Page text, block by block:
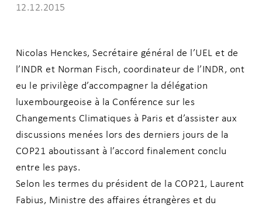
12.12.2015
Nicolas Henckes, Secrétaire général de l’UEL et de
l’INDR et Norman Fisch, coordinateur de l’INDR, ont
eu le privilège d’accompagner la délégation
luxembourgeoise à la Conférence sur les
Changements Climatiques à Paris et d’assister aux
discussions menées lors des derniers jours de la
COP21 aboutissant à l’accord finalement conclu
entre les pays.
Selon les termes du président de la COP21, Laurent
Fabius, Ministre des affaires étrangères et du